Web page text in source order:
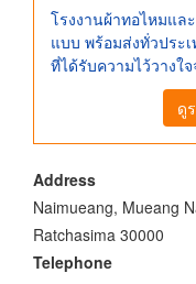
โรงงานผ้าทอไหมแล
แบบ พร้อมส่งทั่วประ
ที่ได้รับความไว้วางใ
ดู
Address
Naimueang, Mueang
Ratchasima 30000
Telephone